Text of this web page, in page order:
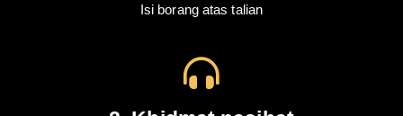
Isi borang atas talian